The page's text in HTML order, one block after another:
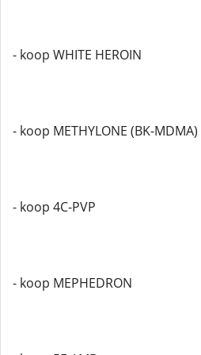
- koop WHITE HEROIN
- koop METHYLONE (BK-MDMA)
- koop 4C-PVP
- koop MEPHEDRON